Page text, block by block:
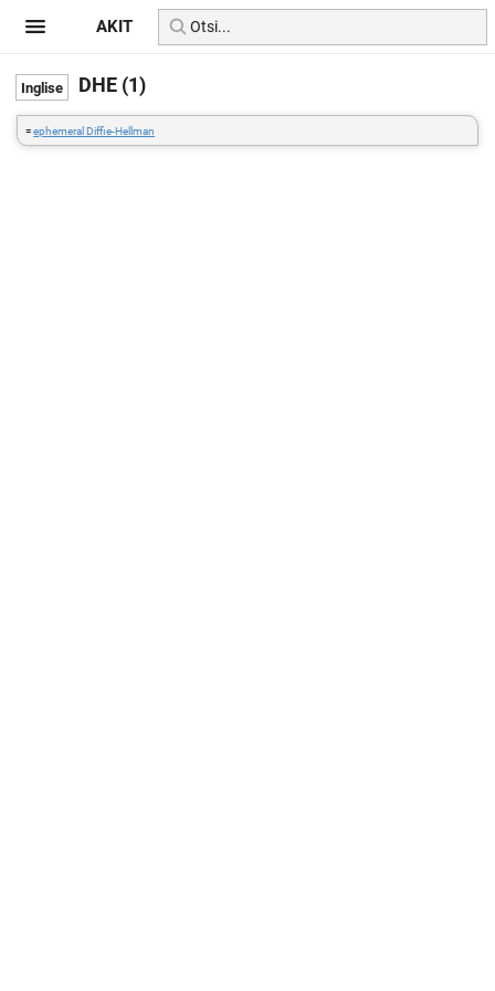
DHE (1)
=ephemeral Diffie-Hellman
AKIT